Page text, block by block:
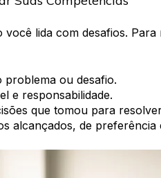
lida com desafios.
ou desafio.
e responsabilidade.
que tomou para
alcançados, de preferência